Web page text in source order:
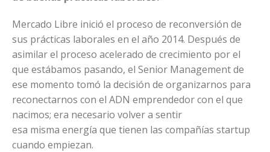
Mercado Libre inició el proceso de reconversión de
sus prácticas laborales en el año 2014. Después de
asimilar el proceso acelerado de crecimiento por el
que estábamos pasando, el Senior Management de
ese momento tomó la decisión de organizarnos para
reconectarnos con el ADN emprendedor con el que
nacimos; era necesario volver a sentir
esa misma energía que tienen las compañías startup
cuando empiezan.